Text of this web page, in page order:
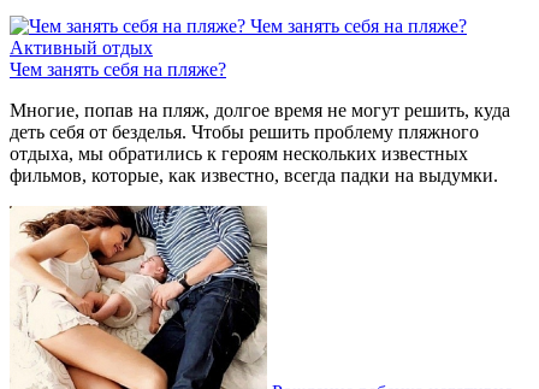
Чем занять себя на пляже?
Активный отдых
Чем занять себя на пляже?
Многие, попав на пляж, долгое время не могут решить, куда
деть себя от безделья. Чтобы решить проблему пляжного
отдыха, мы обратились к героям нескольких известных
фильмов, которые, как известно, всегда падки на выдумки.